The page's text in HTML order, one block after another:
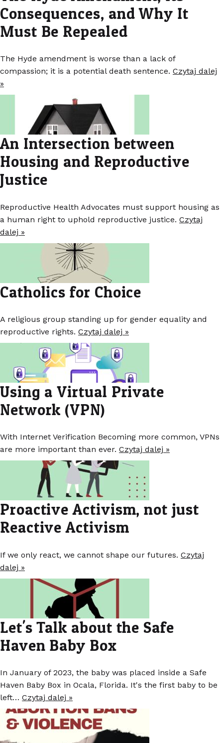
Consequences, and Why It
Must Be Repealed
The Hyde amendment is worse than a lack of
compassion; it is a potential death sentence. Czytaj dalej
»
An Intersection between
Housing and Reproductive
Justice
Reproductive Health Advocates must support housing as
a human right to uphold reproductive justice. Czytaj
dalej »
Catholics for Choice
A religious group standing up for gender equality and
reproductive rights. Czytaj dalej »
Using a Virtual Private
Network (VPN)
With Internet Verification Becoming more common, VPNs
are more important than ever. Czytaj dalej »
Proactive Activism, not just
Reactive Activism
If we only react, we cannot shape our futures. Czytaj
dalej »
Let's Talk about the Safe
Haven Baby Box
In January of 2023, the baby was placed inside a Safe
Haven Baby Box in Ocala, Florida. It's the first baby to be
left… Czytaj dalej »